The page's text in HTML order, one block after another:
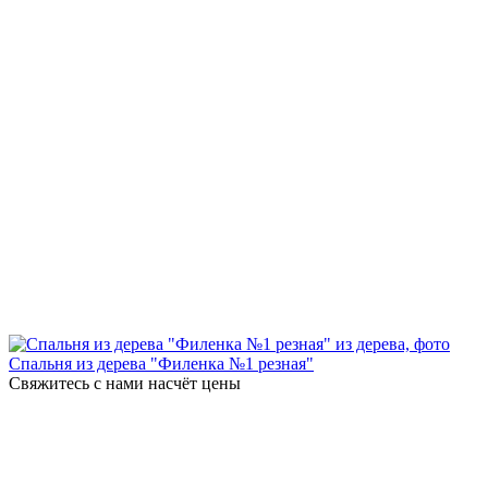
Спальня из дерева "Филенка №1 резная"
Свяжитесь с нами насчёт цены